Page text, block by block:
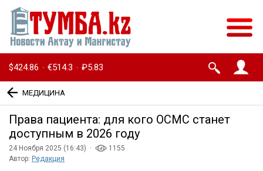
$424.86 · €514.3 · ₽5.83
МЕДИЦИНА
Права пациента: для кого ОСМС станет
доступным в 2026 году
24 Ноября 2025 (16:43) ·
1155
Автор: Редакция